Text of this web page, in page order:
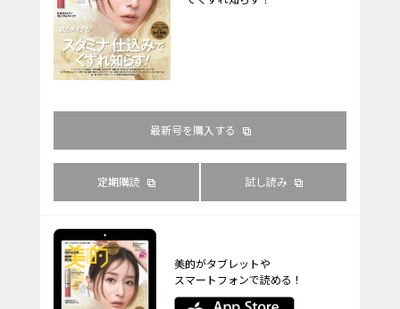
最新号を購入する
定期購読 試し読み
美的がタブレットや
スマートフォンで読める！